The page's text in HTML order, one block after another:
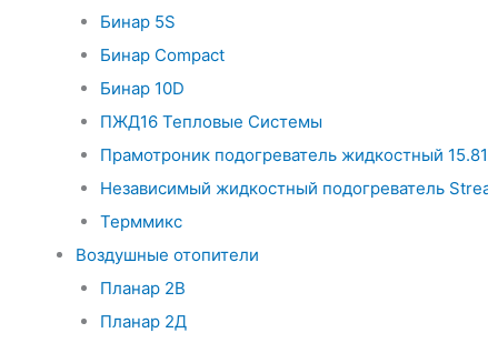
Бинар 5S
Бинар Compact
Бинар 10D
ПЖД16 Тепловые Системы
Прамотроник подогреватель жидкостный
Независимый жидкостный подогреватель
Терммикс
Воздушные отопители
Планар 2В
Планар 2Д